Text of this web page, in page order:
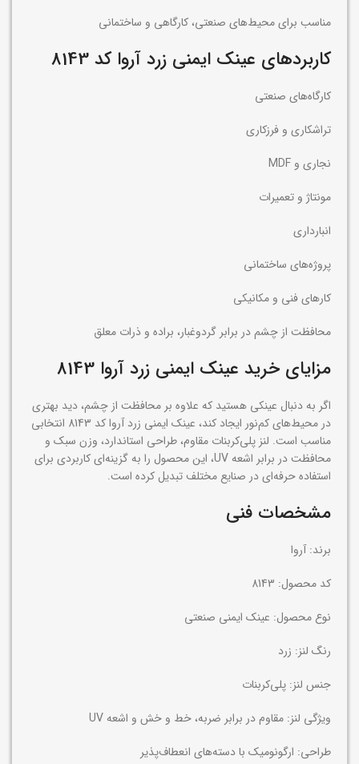
مناسب برای محیط‌های صنعتی، کارگاهی و ساختمانی
کاربردهای عینک ایمنی زرد آروا کد 8143
کارگاه‌های صنعتی
تراشکاری و فرزکاری
نجاری و MDF
مونتاژ و تعمیرات
انبارداری
پروژه‌های ساختمانی
کارهای فنی و مکانیکی
محافظت از چشم در برابر گردوغبار، براده و ذرات معلق
مزایای خرید عینک ایمنی زرد آروا 8143
اگر به دنبال عینکی هستید که علاوه بر محافظت از چشم، دید بهتری
در محیط‌های کم‌نور ایجاد کند، عینک ایمنی زرد آروا کد 8143 انتخابی
مناسب است. لنز پلی‌کربنات مقاوم، طراحی استاندارد، وزن سبک و
محافظت در برابر اشعه UV، این محصول را به گزینه‌ای کاربردی برای
استفاده حرفه‌ای در صنایع مختلف تبدیل کرده است.
مشخصات فنی
برند: آروا
کد محصول: 8143
نوع محصول: عینک ایمنی صنعتی
رنگ لنز: زرد
جنس لنز: پلی‌کربنات
ویژگی لنز: مقاوم در برابر ضربه، خط و خش و اشعه UV
طراحی: ارگونومیک با دسته‌های انعطاف‌پذیر